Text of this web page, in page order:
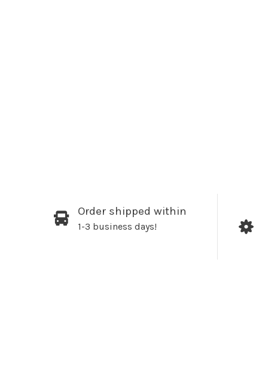
Order shipped within
1-3 business days!